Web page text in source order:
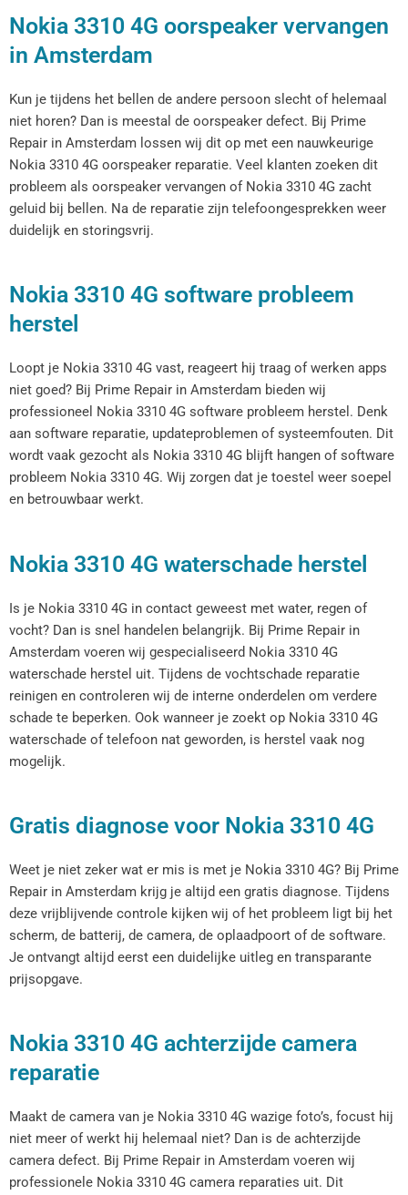
Nokia 3310 4G oorspeaker vervangen
in Amsterdam
Kun je tijdens het bellen de andere persoon slecht of helemaal
niet horen? Dan is meestal de oorspeaker defect. Bij Prime
Repair in Amsterdam lossen wij dit op met een nauwkeurige
Nokia 3310 4G oorspeaker reparatie. Veel klanten zoeken dit
probleem als oorspeaker vervangen of Nokia 3310 4G zacht
geluid bij bellen. Na de reparatie zijn telefoongesprekken weer
duidelijk en storingsvrij.
Nokia 3310 4G software probleem
herstel
Loopt je Nokia 3310 4G vast, reageert hij traag of werken apps
niet goed? Bij Prime Repair in Amsterdam bieden wij
professioneel Nokia 3310 4G software probleem herstel. Denk
aan software reparatie, updateproblemen of systeemfouten. Dit
wordt vaak gezocht als Nokia 3310 4G blijft hangen of software
probleem Nokia 3310 4G. Wij zorgen dat je toestel weer soepel
en betrouwbaar werkt.
Nokia 3310 4G waterschade herstel
Is je Nokia 3310 4G in contact geweest met water, regen of
vocht? Dan is snel handelen belangrijk. Bij Prime Repair in
Amsterdam voeren wij gespecialiseerd Nokia 3310 4G
waterschade herstel uit. Tijdens de vochtschade reparatie
reinigen en controleren wij de interne onderdelen om verdere
schade te beperken. Ook wanneer je zoekt op Nokia 3310 4G
waterschade of telefoon nat geworden, is herstel vaak nog
mogelijk.
Gratis diagnose voor Nokia 3310 4G
Weet je niet zeker wat er mis is met je Nokia 3310 4G? Bij Prime
Repair in Amsterdam krijg je altijd een gratis diagnose. Tijdens
deze vrijblijvende controle kijken wij of het probleem ligt bij het
scherm, de batterij, de camera, de oplaadpoort of de software.
Je ontvangt altijd eerst een duidelijke uitleg en transparante
prijsopgave.
Nokia 3310 4G achterzijde camera
reparatie
Maakt de camera van je Nokia 3310 4G wazige foto’s, focust hij
niet meer of werkt hij helemaal niet? Dan is de achterzijde
camera defect. Bij Prime Repair in Amsterdam voeren wij
professionele Nokia 3310 4G camera reparaties uit. Dit